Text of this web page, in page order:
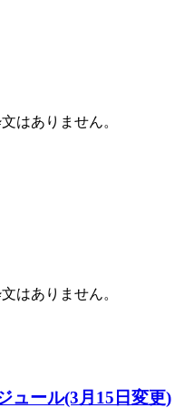
はありません。
はありません。
ュール(3月15日変更)